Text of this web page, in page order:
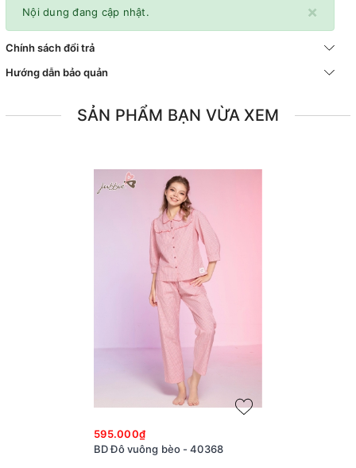
×
Nội dung đang cập nhật.
Chính sách đổi trả
Hướng dẫn bảo quản
SẢN PHẨM BẠN VỪA XEM
595.000₫
BD Đô vuông bèo - 40368